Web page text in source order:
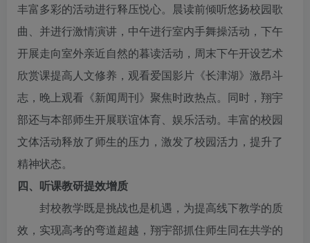
丰富多彩的活动进行释压悦心。晨读前倾听悠扬校园歌
曲、并进行激情演讲，中午进行室内手舞操活动，下午
开展走向室外亲近自然的暮读活动，周末下午开设艺术
欣赏课提高人文修养，观看爱国影片《长津湖》激昂斗
志，晚上观看《新闻周刊》聚焦时政热点。同时，翔宇
部还与本部师生开展联谊体育、娱乐活动。丰富的校园
文体活动释放了师生的压力，激发了校园活力，提升了
精神状态。
四、听课教研提效增质
封校教学既是挑战也是机遇，为提高线下教学的质
效，实现高考的弯道超越，翔宇部抓住师生同在共学的